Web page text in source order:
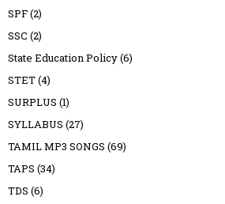
SPF(2)
SSC (2)
State Education Policy(6)
STET(4)
SURPLUS (1)
SYLLABUS (27)
TAMIL MP3 SONGS (69)
TAPS (34)
TDS (6)